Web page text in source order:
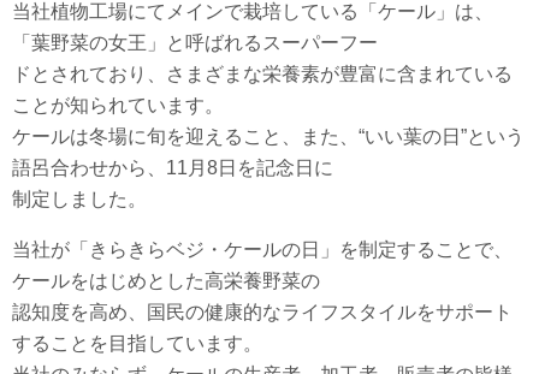
当社植物工場にてメインで栽培している「ケール」は、
「葉野菜の女王」と呼ばれるスーパーフー
ドとされており、さまざまな栄養素が豊富に含まれている
ことが知られています。
ケールは冬場に旬を迎えること、また、“いい葉の日”という
語呂合わせから、11月8日を記念日に
制定しました。
当社が「きらきらベジ・ケールの日」を制定することで、
ケールをはじめとした高栄養野菜の
認知度を高め、国民の健康的なライフスタイルをサポート
することを目指しています。